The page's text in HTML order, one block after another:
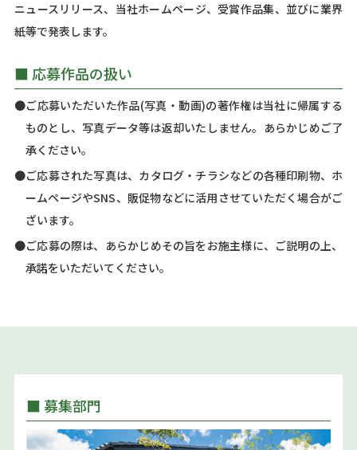
ニュースリリース、当社ホームページ、受賞作品集、並びに業界
紙等で発表します。
■ 応募作品の扱い
●ご応募いただいた作品(写真・動画)の著作権は当社に帰属する
ものとし、写真データ等は返却いたしません。あらかじめご了
承ください。
●ご応募された写真は、カタログ・チラシなどの各種印刷物、ホ
ームページやSNS、販促物などに活用させていただく場合がご
ざいます。
●ご応募の際は、あらかじめその旨をお施主様に、ご説明の上、
承諾をいただいてください。
■ 募集部門